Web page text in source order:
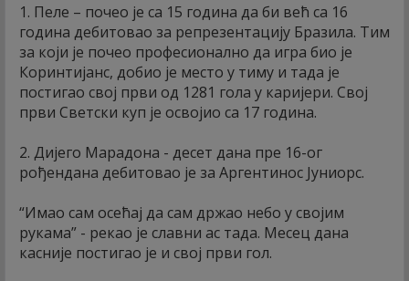
1. Пеле – почео је са 15 година да би већ са 16
година дебитовао за репрезентацију Бразила. Тим
за који је почео професионално да игра био је
Коринтијанс, добио је место у тиму и тада је
постигао свој први од 1281 гола у каријери. Свој
први Светски куп је освојио са 17 година.
2. Дијего Марадона - десет дана пре 16-ог
рођендана дебитовао је за Аргентинос Јуниорс.
“Имао сам осећај да сам држао небо у својим
рукама” - рекао је славни ас тада. Месец дана
касније постигао је и свој први гол.